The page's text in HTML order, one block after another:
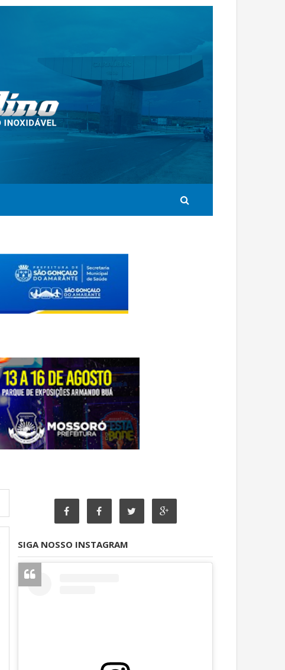
SIGA NOSSO INSTAGRAM